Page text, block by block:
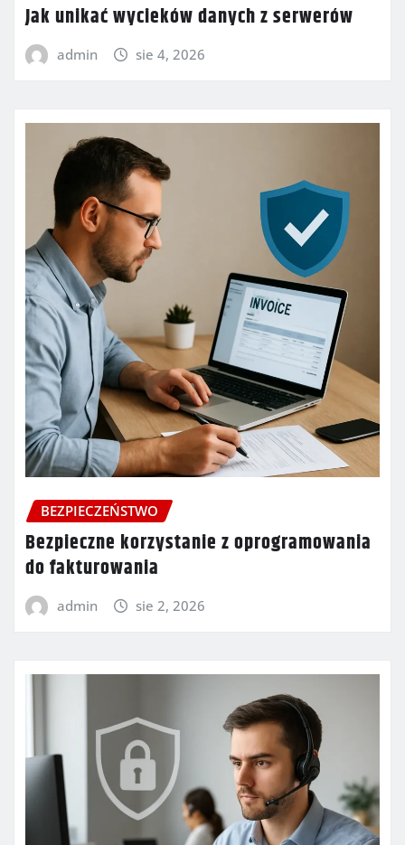
Jak unikać wycieków danych z serwerów
admin sie 4, 2026
BEZPIECZEŃSTWO
Bezpieczne korzystanie z oprogramowania
do fakturowania
admin sie 2, 2026